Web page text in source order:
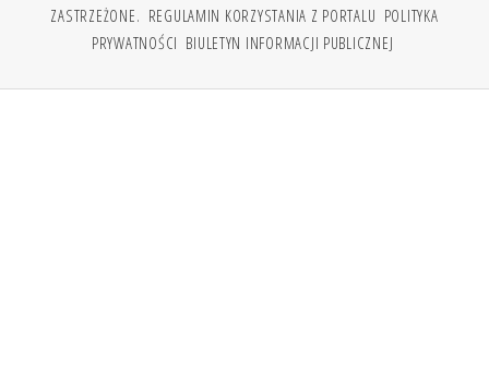
ZASTRZEŻONE. REGULAMIN KORZYSTANIA Z PORTALU POLITYKA
PRYWATNOŚCI BIULETYN INFORMACJI PUBLICZNEJ